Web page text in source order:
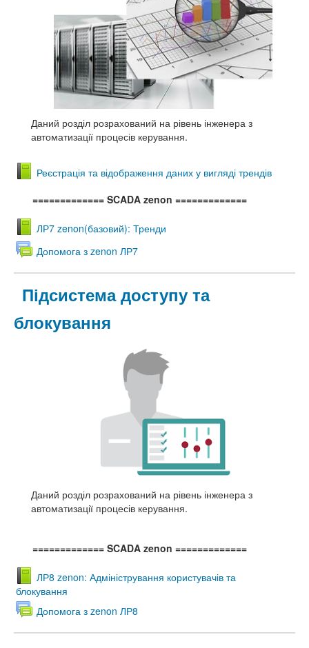
Даний розділ розрахований на рівень інженера з
автоматизації процесів керування.
Реєстрація та відображення даних у вигляді трендів
============= SCADA zenon =============
ЛР7 zenon(базовий): Тренди
Допомога з zenon ЛР7
Підсистема доступу та
блокування
Даний розділ розрахований на рівень інженера з
автоматизації процесів керування.
============= SCADA zenon =============
ЛР8 zenon: Адміністрування користувачів та
блокування
Допомога з zenon ЛР8